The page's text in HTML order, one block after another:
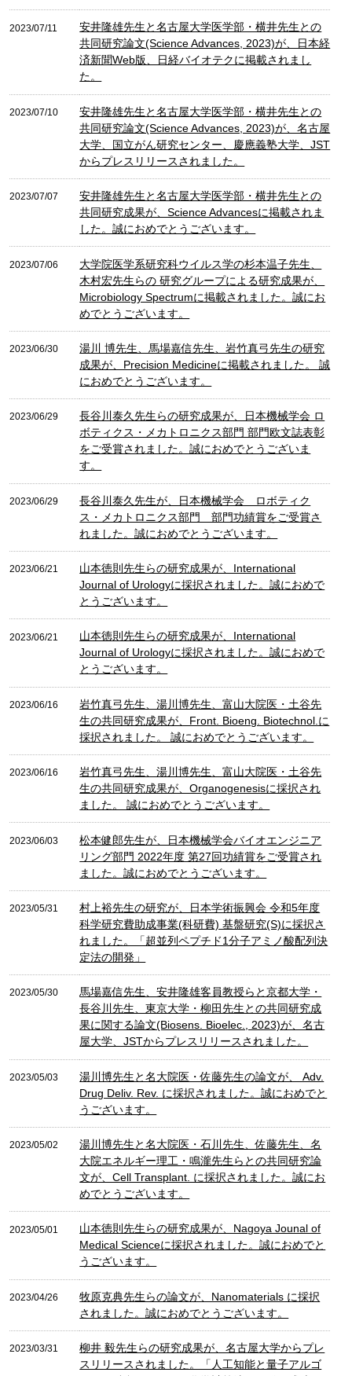
2023/07/11
安井隆雄先生と名古屋大学医学部・横井先生との
共同研究論文(Science Advances, 2023)が、日本経
済新聞Web版、日経バイオテクに掲載されまし
た。
2023/07/10
安井隆雄先生と名古屋大学医学部・横井先生との
共同研究論文(Science Advances, 2023)が、名古屋
大学、国立がん研究センター、慶應義塾大学、JST
からプレスリリースされました。
2023/07/07
安井隆雄先生と名古屋大学医学部・横井先生との
共同研究成果が、Science Advancesに掲載されま
した。誠におめでとうございます。
2023/07/06
大学院医学系研究科ウイルス学の杉本温子先生、
木村宏先生らの 研究グループによる研究成果が、
Microbiology Spectrumに掲載されました。誠にお
めでとうございます。
2023/06/30
湯川 博先生、馬場嘉信先生、岩竹真弓先生の研究
成果が、Precision Medicineに掲載されました。 誠
におめでとうございます。
2023/06/29
長谷川泰久先生らの研究成果が、日本機械学会 ロ
ボティクス・メカトロニクス部門 部門欧文誌表彰
をご受賞されました。誠におめでとうございま
す。
2023/06/29
長谷川泰久先生が、日本機械学会 ロボティク
ス・メカトロニクス部門 部門功績賞をご受賞さ
れました。誠におめでとうございます。
2023/06/21
山本徳則先生らの研究成果が、International
Journal of Urologyに採択されました。誠におめで
とうございます。
2023/06/21
山本徳則先生らの研究成果が、International
Journal of Urologyに採択されました。誠におめで
とうございます。
2023/06/16
岩竹真弓先生、湯川博先生、富山大院医・土谷先
生の共同研究成果が、Front. Bioeng. Biotechnol.に
採択されました。 誠におめでとうございます。
2023/06/16
岩竹真弓先生、湯川博先生、富山大院医・土谷先
生の共同研究成果が、Organogenesisに採択され
ました。 誠におめでとうございます。
2023/06/03
松本健郎先生が、日本機械学会バイオエンジニア
リング部門 2022年度 第27回功績賞をご受賞され
ました。誠におめでとうございます。
2023/05/31
村上裕先生の研究が、日本学術振興会 令和5年度
科学研究費助成事業(科研費) 基盤研究(S)に採択さ
れました。「超並列ペプチド1分子アミノ酸配列決
定法の開発」
2023/05/30
馬場嘉信先生、安井隆雄客員教授らと京都大学・
長谷川先生、東京大学・柳田先生との共同研究成
果に関する論文(Biosens. Bioelec., 2023)が、名古
屋大学、JSTからプレスリリースされました。
2023/05/03
湯川博先生と名大院医・佐藤先生の論文が、 Adv.
Drug Deliv. Rev. に採択されました。誠におめでと
うございます。
2023/05/02
湯川博先生と名大院医・石川先生、佐藤先生、名
大院エネルギー理工・鳴瀧先生らとの共同研究論
文が、Cell Transplant. に採択されました。誠にお
めでとうございます。
2023/05/01
山本徳則先生らの研究成果が、Nagoya Jounal of
Medical Scienceに採択されました。誠におめでと
うございます。
2023/04/26
牧原克典先生らの論文が、Nanomaterials に採択
されました。誠におめでとうございます。
2023/03/31
柳井 毅先生らの研究成果が、名古屋大学からプレ
スリリースされました。「人工知能と量子アルゴ